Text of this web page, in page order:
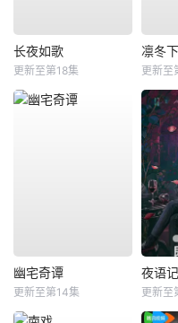
长夜如歌
更新至第18集
凛冬
更新至
幽宅奇谭
更新至第14集
夜语记
更新至